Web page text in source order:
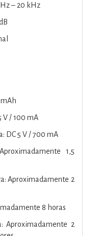
– 20 kHz
V / 100 mA
DC 5 V / 700 mA
1,5
Aproximadamente 2
8 horas
Aproximadamente 2